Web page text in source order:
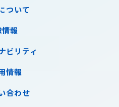
ついて
情報
ビリティ
情報
合わせ